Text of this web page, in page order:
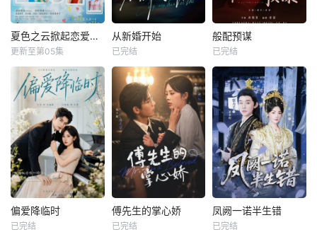
夏色之云掀起恋爱与风暴
更新至第05集
从新婚开始
已完结
般配预谋
已完结
偏爱降临时
已完结
傅先生的掌心娇
已完结
凤阙一诺半生错
已完结